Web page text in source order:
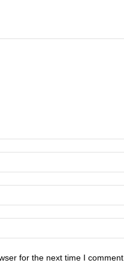
for the next time I comment.